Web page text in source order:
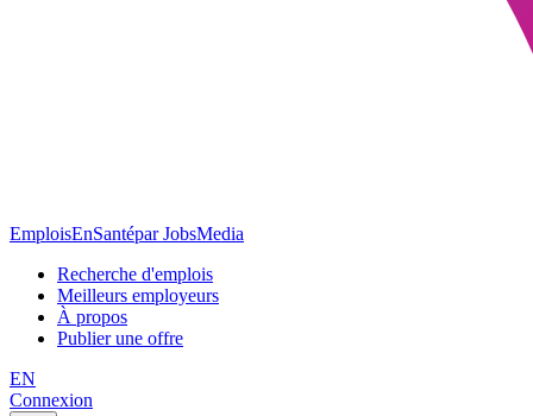
EmploisEnSantépar JobsMedia
Recherche d'emplois
Meilleurs employeurs
À propos
Publier une offre
EN
Connexion